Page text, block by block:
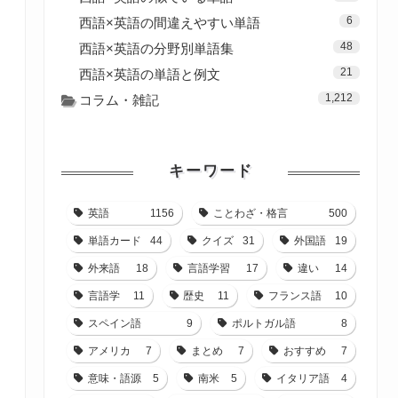
西語×英語の間違えやすい単語 6
西語×英語の分野別単語集 48
西語×英語の単語と例文 21
コラム・雑記 1,212
キーワード
英語 1156 ことわざ・格言 500
単語カード 44 クイズ 31 外国語 19
外来語 18 言語学習 17 違い 14
言語学 11 歴史 11 フランス語 10
スペイン語 9 ポルトガル語 8
アメリカ 7 まとめ 7 おすすめ 7
意味・語源 5 南米 5 イタリア語 4